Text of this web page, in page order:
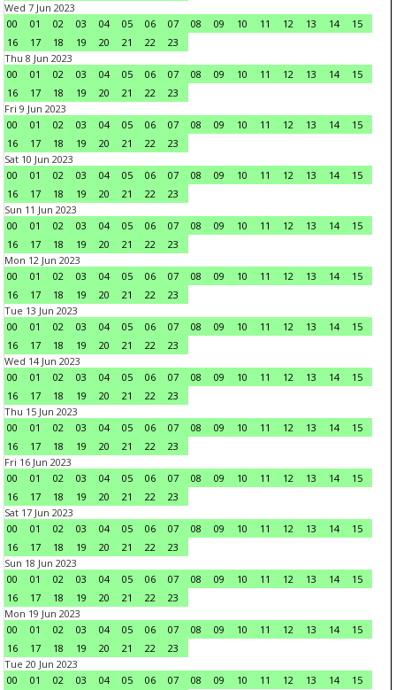
Wed 7 Jun 2023
00
01 02 03 04 05 06 07 08 09 10 11 12 13 14
15
16
17 18 19 20 21 22
23
Thu 8 Jun 2023
00
01 02 03 04 05 06 07 08 09 10 11 12 13 14
15
16
17 18 19 20 21 22
23
Fri 9 Jun 2023
00
01 02 03 04 05 06 07 08 09 10 11 12 13 14
15
16
17 18 19 20 21 22
23
Sat 10 Jun 2023
00
01 02 03 04 05 06 07 08 09 10 11 12 13 14
15
16
17 18 19 20 21 22
23
Sun 11 Jun 2023
00
01 02 03 04 05 06 07 08 09 10 11 12 13 14
15
16
17 18 19 20 21 22
23
Mon 12 Jun 2023
00
01 02 03 04 05 06 07 08 09 10 11 12 13 14
15
16
17 18 19 20 21 22
23
Tue 13 Jun 2023
00
01 02 03 04 05 06 07 08 09 10 11 12 13 14
15
16
17 18 19 20 21 22
23
Wed 14 Jun 2023
00
01 02 03 04 05 06 07 08 09 10 11 12 13 14
15
16
17 18 19 20 21 22
23
Thu 15 Jun 2023
00
01 02 03 04 05 06 07 08 09 10 11 12 13 14
15
16
17 18 19 20 21 22
23
Fri 16 Jun 2023
00
01 02 03 04 05 06 07 08 09 10 11 12 13 14
15
16
17 18 19 20 21 22
23
Sat 17 Jun 2023
00
01 02 03 04 05 06 07 08 09 10 11 12 13 14
15
16
17 18 19 20 21 22
23
Sun 18 Jun 2023
00
01 02 03 04 05 06 07 08 09 10 11 12 13 14
15
16
17 18 19 20 21 22
23
Mon 19 Jun 2023
00
01 02 03 04 05 06 07 08 09 10 11 12 13 14
15
16
17 18 19 20 21 22
23
Tue 20 Jun 2023
00
01 02 03 04 05 06 07 08 09 10 11 12 13 14
15